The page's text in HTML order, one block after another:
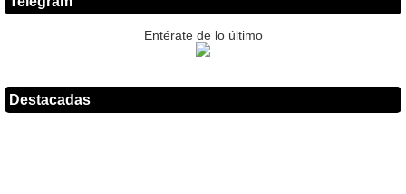
Entérate de lo último
Destacadas